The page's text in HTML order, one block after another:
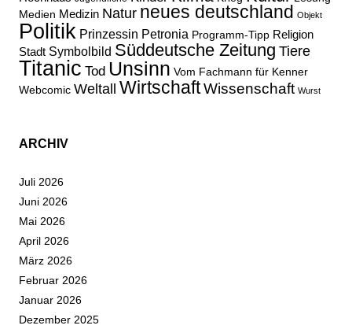
Medien Medizin Natur neues deutschland Objekt
Politik Prinzessin Petronia Programm-Tipp Religion
Stadt Symbolbild Süddeutsche Zeitung Tiere
Titanic Tod Unsinn Vom Fachmann für Kenner
Webcomic Weltall WirtschaftWissenschaft Wurst
ARCHIV
Juli 2026
Juni 2026
Mai 2026
April 2026
März 2026
Februar 2026
Januar 2026
Dezember 2025